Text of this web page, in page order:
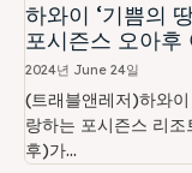
하와이 ‘기쁨의
포시즌스 오아후
2024년 June 24일
(트래블앤레저)하와
랑하는 포시즌스 리
후)가...